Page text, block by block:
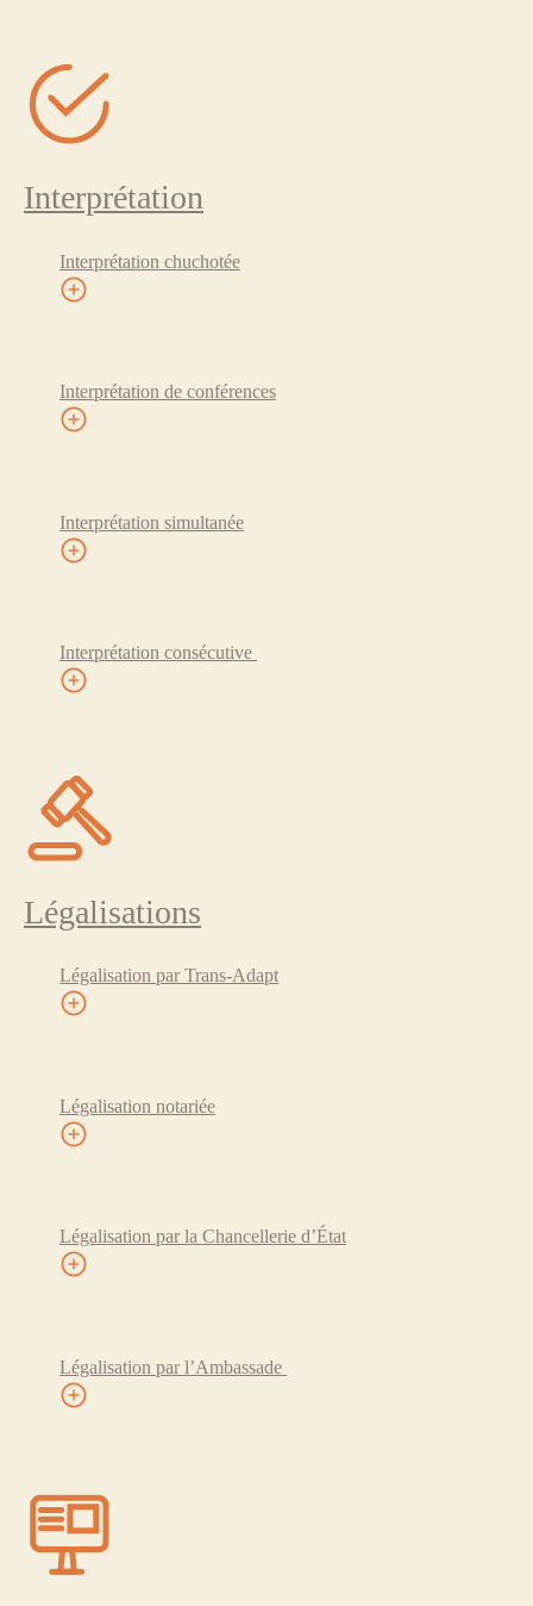
Interprétation
Interprétation chuchotée
Interprétation de conférences
Interprétation simultanée
Interprétation consécutive
Légalisations
Légalisation par Trans-Adapt
Légalisation notariée
Légalisation par la Chancellerie d’État
Légalisation par l’Ambassade